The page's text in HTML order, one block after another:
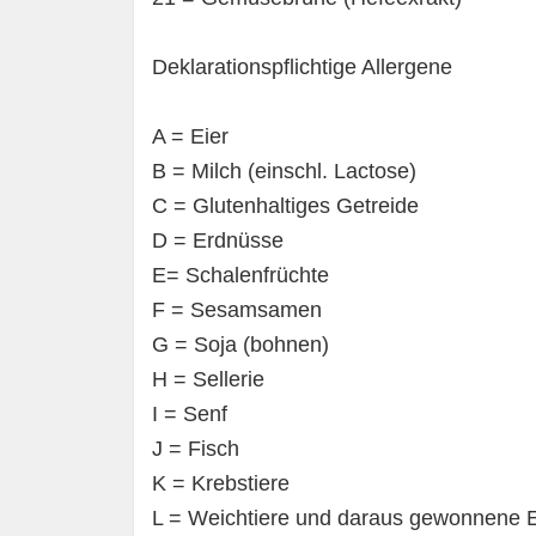
Deklarationspflichtige Allergene
A = Eier
B = Milch (einschl. Lactose)
C = Glutenhaltiges Getreide
D = Erdnüsse
E= Schalenfrüchte
F = Sesamsamen
G = Soja (bohnen)
H = Sellerie
I = Senf
J = Fisch
K = Krebstiere
L = Weichtiere und daraus gewonnene